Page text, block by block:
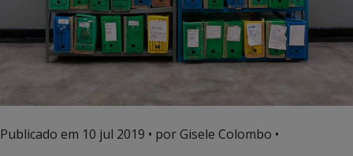
Publicado em 10 jul 2019 • por Gisele Colombo •